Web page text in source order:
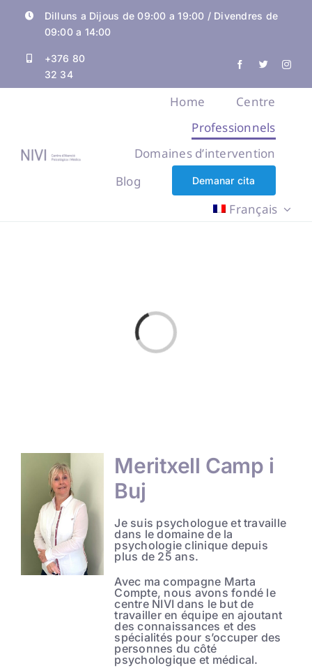
Dilluns a Dijous de 09:00 a 19:00 / Divendres de
09:00 a 14:00
+376 80
32 34
Home
Centre
Professionnels
Domaines d’intervention
Blog
Demanar cita
Français
Loading...
Meritxell Camp i
Buj
Je suis psychologue et travaille
dans le domaine de la
psychologie clinique depuis
plus de 25 ans.
Avec ma compagne Marta
Compte, nous avons fondé le
centre NIVI dans le but de
travailler en équipe en ajoutant
des connaissances et des
spécialités pour s’occuper des
personnes du côté
psychologique et médical.